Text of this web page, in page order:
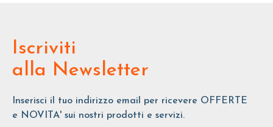
Iscriviti
alla Newsletter
Inserisci il tuo indirizzo email per ricevere OFFERTE
e NOVITA' sui nostri prodotti e servizi.